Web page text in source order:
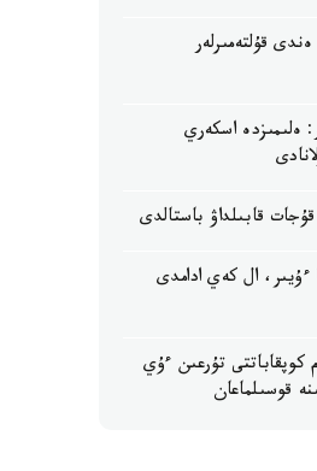
قۇلتەمىرلەر
ەلىمىزدە اسكەري
قابىلداۋ باستالدى
ءۇيىر، ال كەي ادامدى
استام كوپقاباتتى تۇرعىن ءۇي
قوسىلماعان